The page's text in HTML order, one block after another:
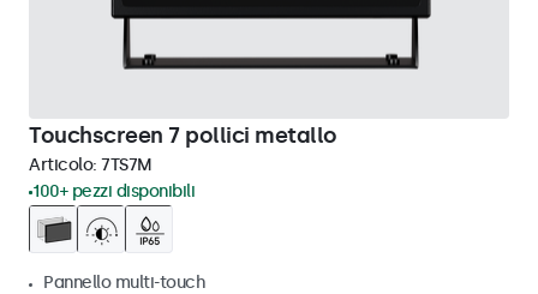
Touchscreen 7 pollici metallo
Articolo: 7TS7M
100+ pezzi disponibili
Pannello multi-touch